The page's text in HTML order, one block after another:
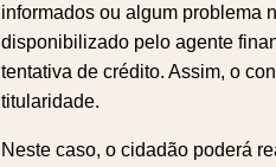
informados ou algum problema
disponibilizado pelo agente
tentativa de crédito. Assim, o
titularidade.
Neste caso, o cidadão poderá